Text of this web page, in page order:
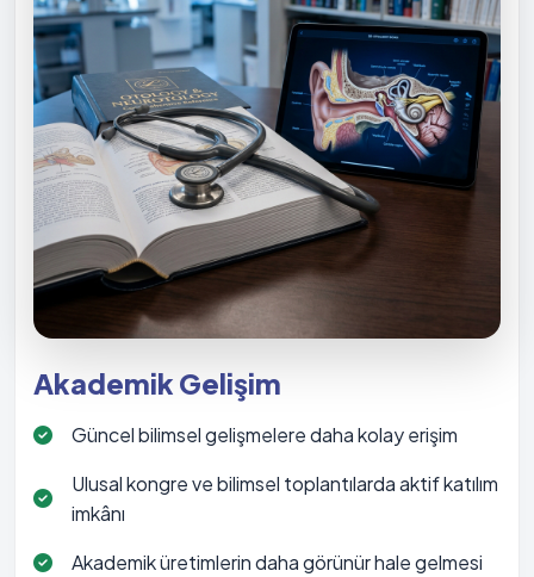
Akademik Gelişim
Güncel bilimsel gelişmelere daha kolay erişim
Ulusal kongre ve bilimsel toplantılarda aktif katılım
imkânı
Akademik üretimlerin daha görünür hale gelmesi